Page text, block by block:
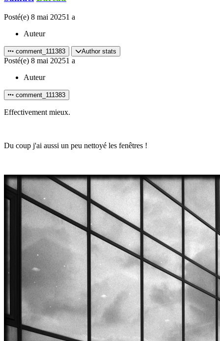
Posté(e) 8 mai 20251 a
Auteur
comment_111383 Author stats
Posté(e) 8 mai 20251 a
Auteur
comment_111383
Effectivement mieux.
Du coup j'ai aussi un peu nettoyé les fenêtres !